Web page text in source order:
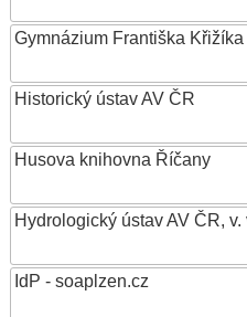
Gymnázium Františka
Historický ústav AV ČR
Husova knihovna Říčany
Hydrologický ústav AV ČR, v.
IdP - soaplzen.cz